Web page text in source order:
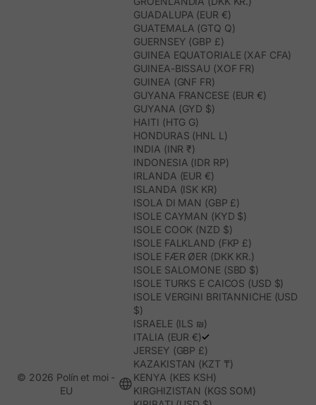
GUADALUPA (EUR €)
GUATEMALA (GTQ Q)
GUERNSEY (GBP £)
GUINEA EQUATORIALE (XAF CFA)
GUINEA-BISSAU (XOF FR)
GUINEA (GNF FR)
GUYANA FRANCESE (EUR €)
GUYANA (GYD $)
HAITI (HTG G)
HONDURAS (HNL L)
INDIA (INR ₹)
INDONESIA (IDR RP)
IRLANDA (EUR €)
ISLANDA (ISK KR)
ISOLA DI MAN (GBP £)
ISOLE CAYMAN (KYD $)
ISOLE COOK (NZD $)
ISOLE FALKLAND (FKP £)
ISOLE FÆR ØER (DKK KR.)
ISOLE SALOMONE (SBD $)
ISOLE TURKS E CAICOS (USD $)
ISOLE VERGINI BRITANNICHE (USD
$)
ISRAELE (ILS ₪)
ITALIA (EUR €)
JERSEY (GBP £)
KAZAKISTAN (KZT ₸)
KENYA (KES KSH)
KIRGHIZISTAN (KGS SOM)
© 2026 Polín et moi -
EU